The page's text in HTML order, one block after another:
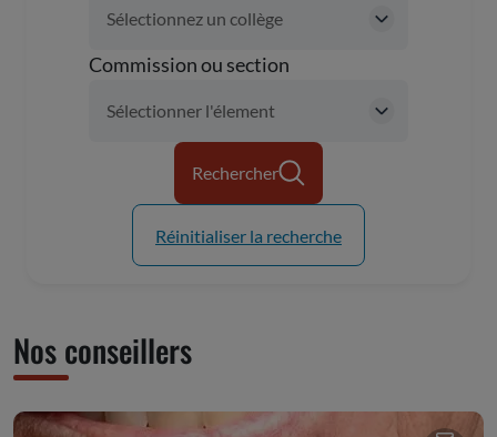
Commission ou section
Rechercher
Réinitialiser la recherche
Nos conseillers